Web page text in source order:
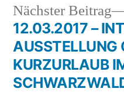
Nächster Beitrag
12.03.2017 –
AUSSTELLUNG
KURZURLAUB